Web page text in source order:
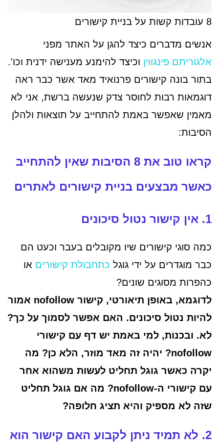
8 עובדות קשות על בניית קישורים
אנשים מדברים כיצד להגן על האתר מפני
אלגוריתם פינגווין וכיצד להימנע מענישה ידנית וכו'.
בתור בונה קישורים פרנואיד מאד אשר כבר ראה
דוגמאות רבות לחוסר צדק שנעשה ברשת, אני לא
מאמין שאפשר באמת להתחייב על תוצאות ולהלן
הסיבות:
קראו טוב את 8 הסיבות שאין להתחייב
כאשר מבצעים בניית קישורים לאתרים
1. אין קישור נטול סיכונים
כמה סוגי קישורים שיו מקובלים בעבר וכעט הם
כבר מוגדרים על ידי גוגל כתחבולת קישורים או
כהפרות מסוגים שונים?
לדוגמא, באופן תיאורטי, קישור nofollow אמור
להיות נטול סיכונים. האם אפשר לסמוך על כך?
לא. ובכנות, למי באמת יש דף עם קישורי
nofollow? יהיה זה מאד מוזר, הלא כן? מה
יקרה כאשר גוגל תחליט לעשות משהוא אחר
עם קישורי ה-nofollow? מה אם גוגל תחליט
שזה לא מספיק והיא תציג חלופה?
2. לא תמיד ניתן לקבוע האם קישור הוא